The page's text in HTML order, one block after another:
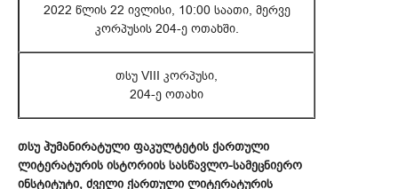
2022 წლის 22 ივლისი, 10:00 საათი, მერვე
კორპუსის 204-ე ოთახში.
თსუ VIII კორპუსი,
204-ე ოთახი
თსუ ჰუმანირატული ფაკულტეტის ქართული
ლიტერატურის ისტორიის სასწავლო-სამეცნიერო
ინსტიტუტი, ძველი ქართული ლიტერატურის